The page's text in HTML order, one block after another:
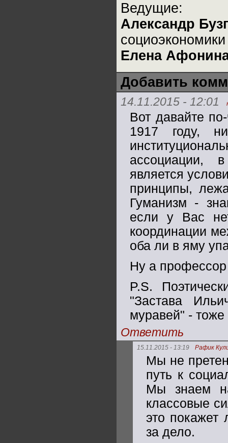
Ведущие:
Александр
Елена
Добавить
14.11.2015 - 12:01
Вот давайте
1917 году,
ассоциации,
является
принципы,
Гуманизм -
если у Вас
координации
оба ли в яму
Ну а
P.S.
"Застава
муравей" -
Ответить
15.11.2015 - 13:19 Рафик
Мы не
путь к
Мы знаем
классовые
это покажет
за дело.